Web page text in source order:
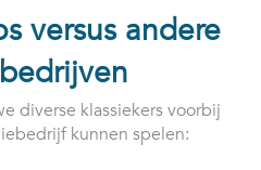
versus andere
diverse klassiekers voorbij
kunnen spelen: